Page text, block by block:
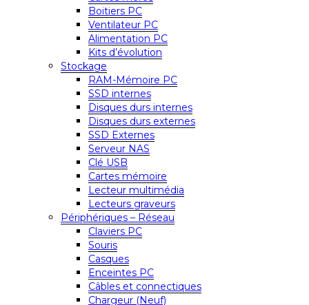
Boitiers PC
Ventilateur PC
Alimentation PC
Kits d’évolution
Stockage
RAM-Mémoire PC
SSD internes
Disques durs internes
Disques durs externes
SSD Externes
Serveur NAS
Clé USB
Cartes mémoire
Lecteur multimédia
Lecteurs graveurs
Périphériques – Réseau
Claviers PC
Souris
Casques
Enceintes PC
Câbles et connectiques
Chargeur (Neuf)